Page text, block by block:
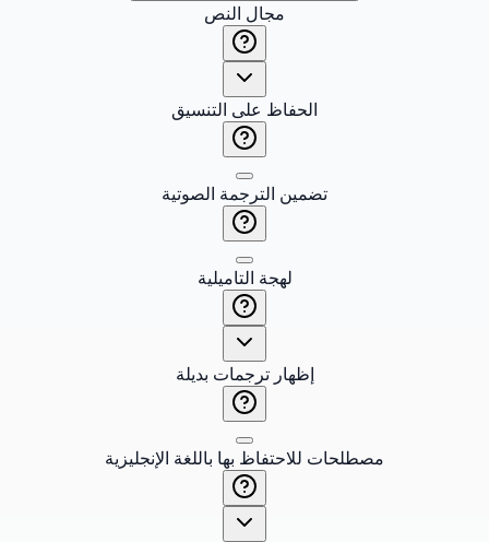
مجال النص
الحفاظ على التنسيق
تضمين الترجمة الصوتية
لهجة التاميلية
إظهار ترجمات بديلة
مصطلحات للاحتفاظ بها باللغة الإنجليزية